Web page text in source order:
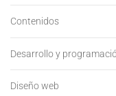
Contenidos
Desarrollo y
Diseño web